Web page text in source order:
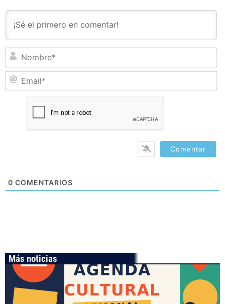
0 COMENTARIOS
Más noticias